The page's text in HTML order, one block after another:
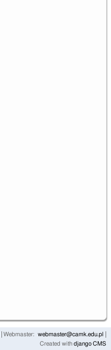
Webmaster:
webmaster@camk.edu.pl
Created with django CMS